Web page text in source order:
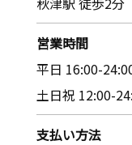
営業時間
平日 16:00-
土日祝 12:00-
支払い方法